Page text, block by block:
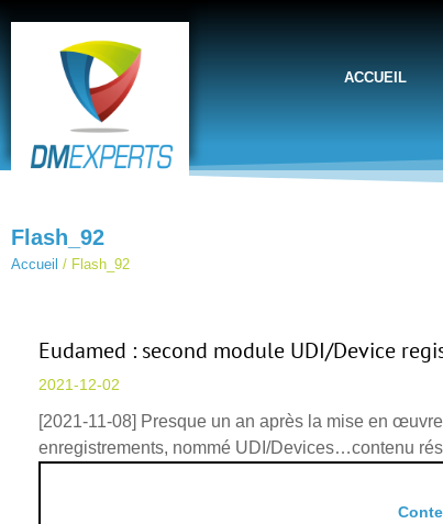
ACCUEIL
Flash_92
Accueil / Flash_92
Eudamed : second module UDI/Device
2021-12-02
[2021-11-08] Presque un an après la mise en
enregistrements, nommé UDI/Devices…contenu